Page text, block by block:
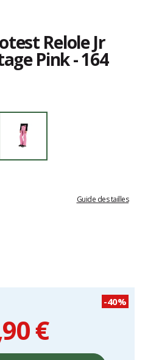
Relole Jr
Pink - 164
Guide des tailles
-40%
€